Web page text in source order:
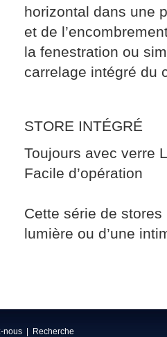
horizontal dans une
et de
la fenestration ou
carrelage intégré du
STORE INTÉGRÉ
Toujours avec verre
Facile d’opération
Cette série de
lumière ou d’une
nous Recherche